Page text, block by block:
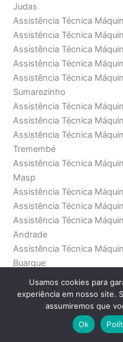
Judas
Assistência Técnica
Assistência Técnica
Assistência Técnica
Assistência Técnica
Assistência Técnica
Sumarezinho
Assistência Técnica
Assistência Técnica
Assistência Técnica
Tremembé
Assistência Técnica
Masp
Assistência Técnica
Assistência Técnica
Assistência Técnica
Andrade
Assistência Técnica
Buarque
Assistência Técnica
Carrão
Assistência Técnica
Assistência Técnica
Usamos cookies para
experiência em nosso site.
assumiremos que
Ok